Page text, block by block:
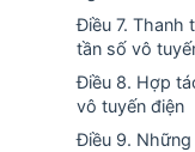
Điều 7. Thanh
tần số vô
Điều 8. Hợp
vô tuyến điện
Điều 9.